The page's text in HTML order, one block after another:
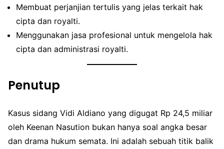
Membuat perjanjian tertulis yang jelas terkait hak
cipta dan royalti.
Menggunakan jasa profesional untuk mengelola hak
cipta dan administrasi royalti.
Penutup
Kasus sidang Vidi Aldiano yang digugat Rp 24,5 miliar
oleh Keenan Nasution bukan hanya soal angka besar
dan drama hukum semata. Ini adalah sebuah titik balik